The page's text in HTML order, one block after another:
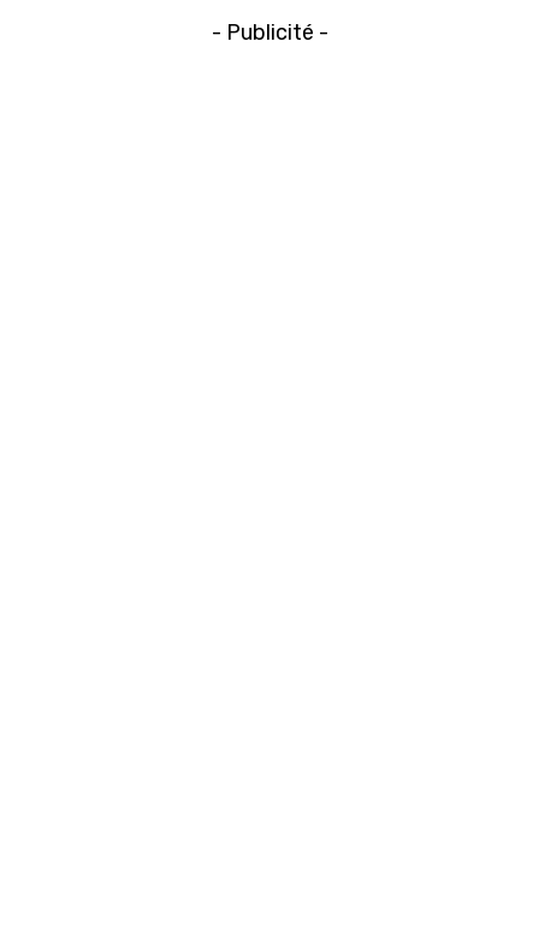
- Publicité -